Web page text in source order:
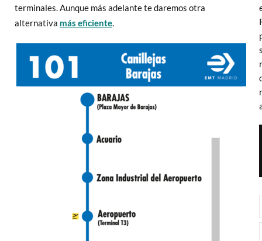
terminales. Aunque más adelante te daremos otra
alternativa más eficiente.